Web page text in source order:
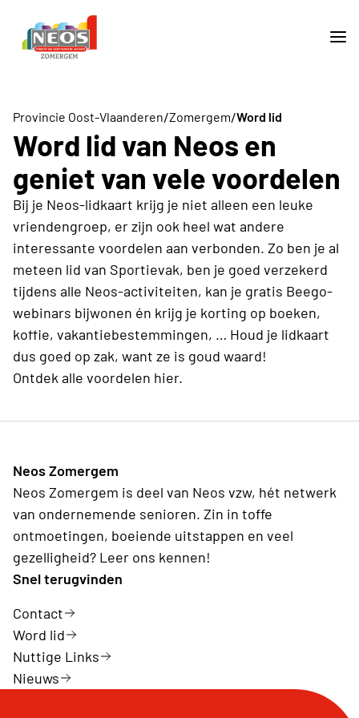
Provincie Oost-Vlaanderen/Zomergem/Word lid
Word lid van Neos en
geniet van vele voordelen
Bij je Neos-lidkaart krijg je niet alleen een leuke
vriendengroep, er zijn ook heel wat andere
interessante voordelen aan verbonden. Zo ben je al
meteen lid van Sportievak, ben je goed verzekerd
tijdens alle Neos-activiteiten, kan je gratis Beego-
webinars bijwonen én krijg je korting op boeken,
koffie, vakantiebestemmingen, … Houd je lidkaart
dus goed op zak, want ze is goud waard!
Ontdek alle voordelen hier.
Neos Zomergem
Neos Zomergem is deel van Neos vzw, hét netwerk
van ondernemende senioren. Zin in toffe
ontmoetingen, boeiende uitstappen en veel
gezelligheid? Leer ons kennen!
Snel terugvinden
Contact
Word lid
Nuttige Links
Nieuws